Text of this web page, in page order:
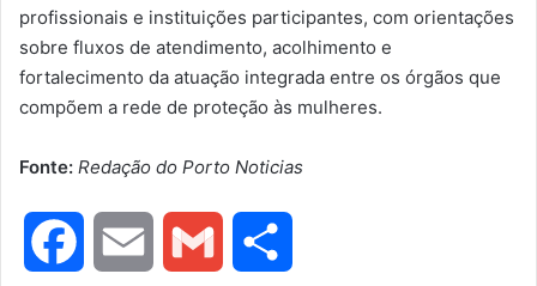
profissionais e instituições participantes, com orientações
sobre fluxos de atendimento, acolhimento e
fortalecimento da atuação integrada entre os órgãos que
compõem a rede de proteção às mulheres.
Fonte: Redação do Porto Noticias